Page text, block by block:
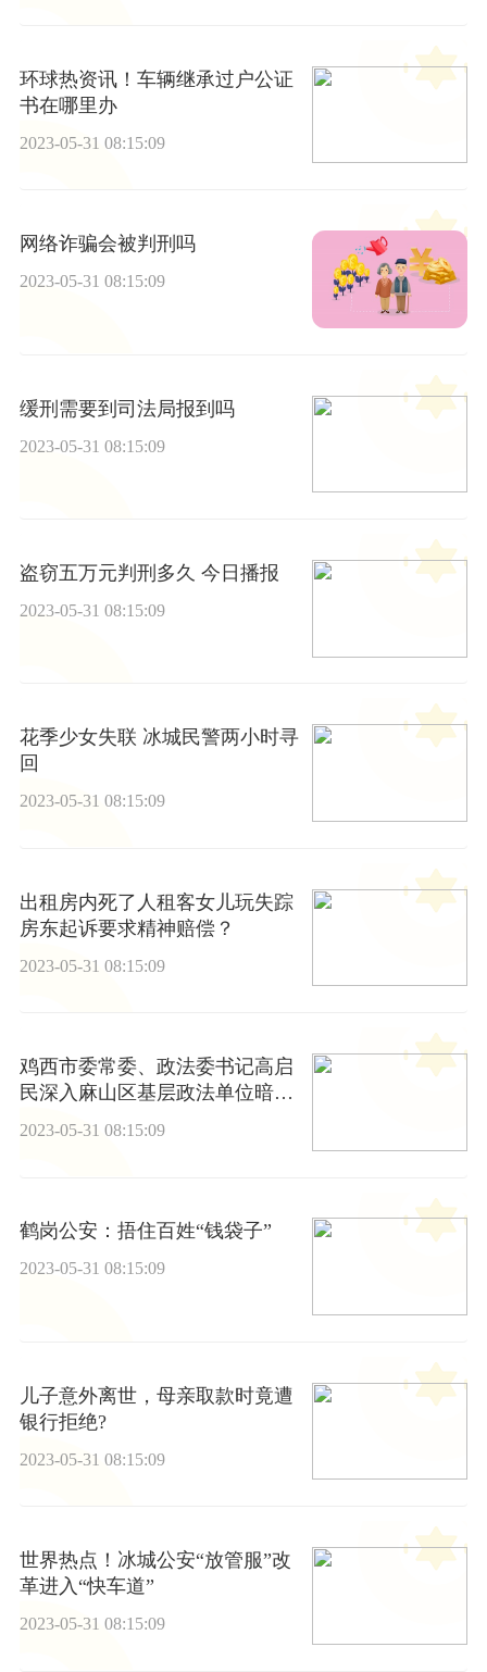
环球热资讯！车辆继承过户公证
书在哪里办
2023-05-31 08:15:09
网络诈骗会被判刑吗
2023-05-31 08:15:09
缓刑需要到司法局报到吗
2023-05-31 08:15:09
盗窃五万元判刑多久 今日播报
2023-05-31 08:15:09
花季少女失联 冰城民警两小时寻
回
2023-05-31 08:15:09
出租房内死了人租客女儿玩失踪
房东起诉要求精神赔偿？
2023-05-31 08:15:09
鸡西市委常委、政法委书记高启
民深入麻山区基层政法单位暗
访、调研
2023-05-31 08:15:09
鹤岗公安：捂住百姓“钱袋子”
2023-05-31 08:15:09
儿子意外离世，母亲取款时竟遭
银行拒绝?
2023-05-31 08:15:09
世界热点！冰城公安“放管服”改
革进入“快车道”
2023-05-31 08:15:09